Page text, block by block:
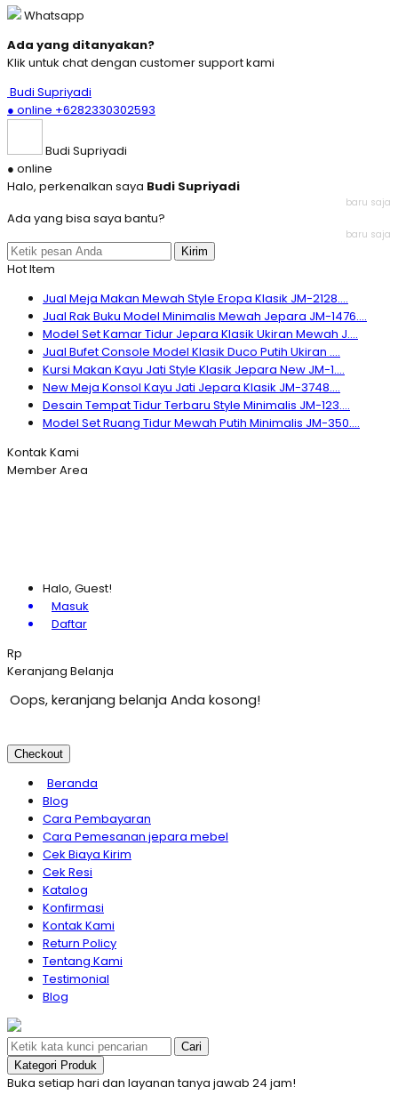
Whatsapp
Ada yang ditanyakan?
Klik untuk chat dengan customer support kami
Budi Supriyadi
● online +6282330302593
Budi Supriyadi
● online
Halo, perkenalkan saya Budi Supriyadi
baru saja
Ada yang bisa saya bantu?
baru saja
Kirim
Hot Item
Jual Meja Makan Mewah Style Eropa Klasik JM-2128....
Jual Rak Buku Model Minimalis Mewah Jepara JM-1476....
Model Set Kamar Tidur Jepara Klasik Ukiran Mewah J....
Jual Bufet Console Model Klasik Duco Putih Ukiran ....
Kursi Makan Kayu Jati Style Klasik Jepara New JM-1....
New Meja Konsol Kayu Jati Jepara Klasik JM-3748....
Desain Tempat Tidur Terbaru Style Minimalis JM-123....
Model Set Ruang Tidur Mewah Putih Minimalis JM-350....
Kontak Kami
Member Area
Halo, Guest!
Masuk
Daftar
Rp
Keranjang Belanja
Oops, keranjang belanja Anda kosong!
Checkout
Beranda
Blog
Cara Pembayaran
Cara Pemesanan jepara mebel
Cek Biaya Kirim
Cek Resi
Katalog
Konfirmasi
Kontak Kami
Return Policy
Tentang Kami
Testimonial
Blog
Cari
Kategori Produk
Buka setiap hari dan layanan tanya jawab 24 jam!